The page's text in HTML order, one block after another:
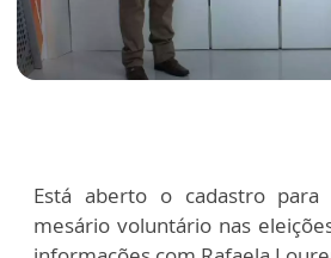
Está aberto o cadastro
mesário voluntário nas